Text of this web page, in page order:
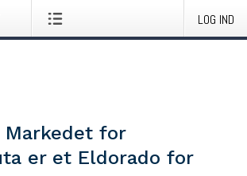
LOG IND
for
er et Eldorado for